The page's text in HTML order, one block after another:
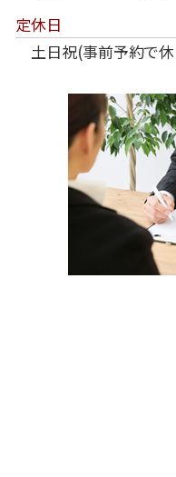
定休日
土日祝(事前予約で